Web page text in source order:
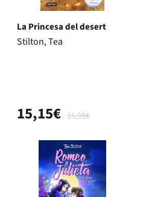
La Princesa del desert
Stilton, Tea
15,95€
15,15€